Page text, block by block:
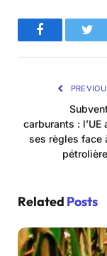
Facebook
carburants : l’UE
ses règles face
Related Posts